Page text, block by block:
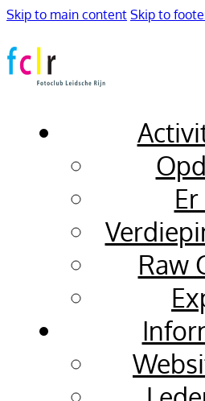
Skip to main content Skip to
Raw